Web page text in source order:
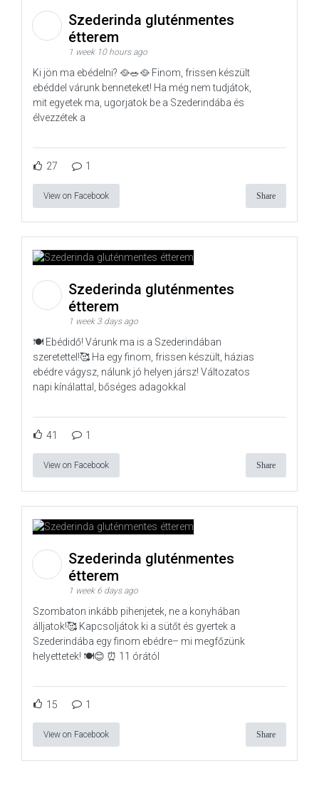
Szederinda gluténmentes
étterem
1 week 10 hours ago
Ki jön ma ebédelni? 🥘🥗🥘 Finom, frissen készült
ebéddel várunk benneteket! Ha még nem tudjátok,
mit egyetek ma, ugorjatok be a Szederindába és
élvezzétek a
27 1
View on Facebook Share
Szederinda gluténmentes
étterem
1 week 3 days ago
🍽️ Ebédidő! Várunk ma is a Szederindában
szeretettel!🥰 Ha egy finom, frissen készült, házias
ebédre vágysz, nálunk jó helyen jársz! Változatos
napi kínálattal, bőséges adagokkal
41 1
View on Facebook Share
Szederinda gluténmentes
étterem
1 week 6 days ago
Szombaton inkább pihenjetek, ne a konyhában
álljatok!🥰 Kapcsoljátok ki a sütőt és gyertek a
Szederindába egy finom ebédre– mi megfőzünk
helyettetek! 🍽️😊 ⏰ 11 órától
15 1
View on Facebook Share